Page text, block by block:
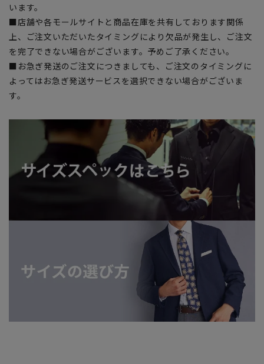
います。
■店舗や各モールサイトと商品在庫を共有しております関係
上、ご注文いただいたタイミングにより欠品が発生し、ご注文
を完了できない場合がございます。予めご了承ください。
■お急ぎ発送のご注文につきましても、ご注文のタイミングに
よってはお急ぎ発送サービスを選択できない場合がございま
す。